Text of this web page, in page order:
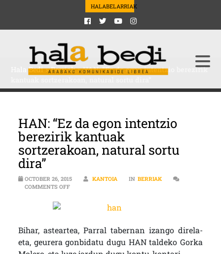
HALABELARRIAK
Hala Bedi>Berriak>HAN: “Ez da egon intentzio berezirik
HAN: “Ez da egon intentzio
berezirik kantuak
sortzerakoan, natural sortu
dira”
OCTOBER 26, 2015 KANTOIA IN BERRIAK
COMMENTS OFFON HAN: “EZ DA EGON INTENTZIO BEREZIRIK
Bihar, asteartea, Parral tabernan izango direla-
eta, geurera gonbidatu dugu HAN taldeko Gorka